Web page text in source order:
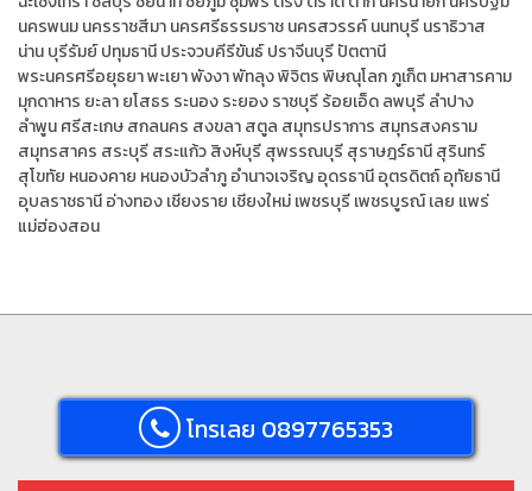
นครพนมนครราชสีมานครศรีธรรมราชนครสวรรค์นนทบุรีนราธิวาส
น่านบุรีรัมย์ปทุมธานีประจวบคีรีขันธ์ปราจีนบุรีปัตตานี
พระนครศรีอยุธยาพะเยาพังงาพัทลุงพิจิตรพิษณุโลกภูเก็ตมหาสารคาม
มุกดาหาร ยะลายโสธร ระนองระยองราชบุรีร้อยเอ็ดลพบุรีลำปาง
ลำพูนศรีสะเกษสกลนคร สงขลาสตูล สมุทรปราการ สมุทรสงคราม
สมุทรสาคร สระบุรีสระแก้วสิงห์บุรีสุพรรณบุรีสุราษฎร์ธานีสุรินทร์
สุโขทัย หนองคาย หนองบัวลำภูอำนาจเจริญอุดรธานีอุตรดิตถ์อุทัยธานี
อุบลราชธานีอ่างทองเชียงราย เชียงใหม่เพชรบุรีเพชรบูรณ์เลย แพร่
แม่ฮ่องสอน
โทรเลย 0897765353